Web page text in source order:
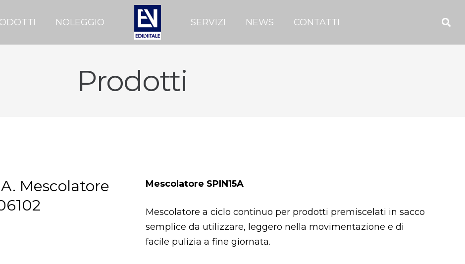
NOLEGGIO SERVIZI NEWS CONTATTI
Prodotti
Mescolatore
Mescolatore SPIN15A
Mescolatore a ciclo continuo per prodotti premiscelati in sacco
semplice da utilizzare, leggero nella movimentazione e di
facile pulizia a fine giornata.